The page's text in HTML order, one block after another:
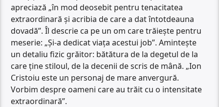
apreciază „în mod deosebit pentru tenacitatea
extraordinară și acribia de care a dat întotdeauna
dovadă”. Îl descrie ca pe un om care trăiește pentru
meserie: „Și-a dedicat viața acestui job”. Amintește
un detaliu fizic grăitor: bătătura de la degetul de la
care ține stiloul, de la decenii de scris de mână. „Ion
Cristoiu este un personaj de mare anvergură.
Vorbim despre oameni care au trăit cu o intensitate
extraordinară”.